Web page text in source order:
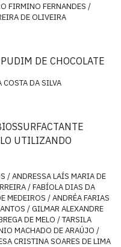
FIRMINO FERNANDES /
DE OLIVEIRA
DE CHOCOLATE
COSTA DA SILVA
UTILIZANDO
/ ANDRESSA LAÍS MARIA DE
/ FABÍOLA DIAS DA
MEDEIROS / ANDRÉA FARIAS
/ GILMAR ALEXANDRE
DE MELO / TARSILA
MACHADO DE ARAÚJO /
CRISTINA SOARES DE LIMA